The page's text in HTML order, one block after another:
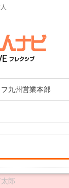
九州営業本部